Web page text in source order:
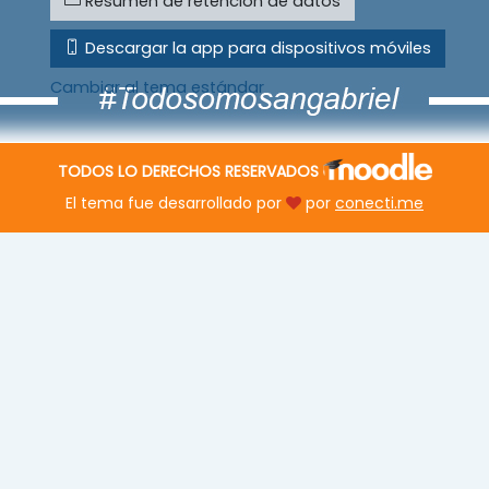
Descargar la app para dispositivos móviles
Cambiar al tema estándar
TODOS LO DERECHOS RESERVADOS
El tema fue desarrollado por
por conecti.me